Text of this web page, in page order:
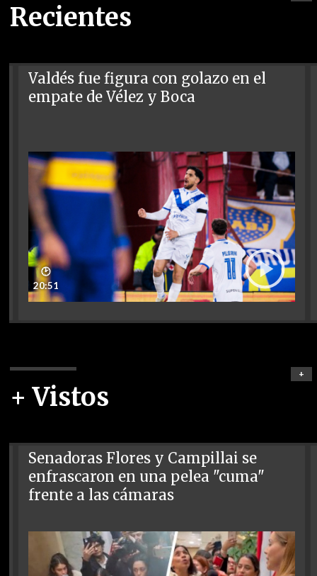
Recientes
Valdés fue figura con golazo en el
empate de Vélez y Boca
🕑
20:51
+ Vistos
+
Senadoras Flores y Campillai se
enfrascaron en una pelea "cuma"
frente a las cámaras